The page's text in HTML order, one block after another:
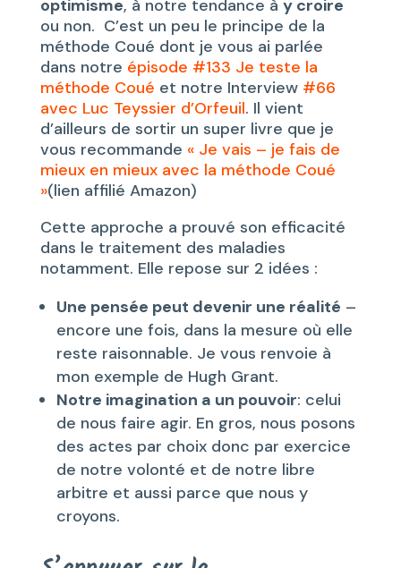
optimisme, à notre tendance à y croire
ou non. C’est un peu le principe de la
méthode Coué dont je vous ai parlée
dans notre épisode #133 Je teste la
méthode Coué et notre Interview #66
avec Luc Teyssier d’Orfeuil. Il vient
d’ailleurs de sortir un super livre que je
vous recommande « Je vais – je fais de
mieux en mieux avec la méthode Coué
»(lien affilié Amazon)
Cette approche a prouvé son efficacité
dans le traitement des maladies
notamment. Elle repose sur 2 idées :
Une pensée peut devenir une réalité –
encore une fois, dans la mesure où elle
reste raisonnable. Je vous renvoie à
mon exemple de Hugh Grant.
Notre imagination a un pouvoir: celui
de nous faire agir. En gros, nous posons
des actes par choix donc par exercice
de notre volonté et de notre libre
arbitre et aussi parce que nous y
croyons.